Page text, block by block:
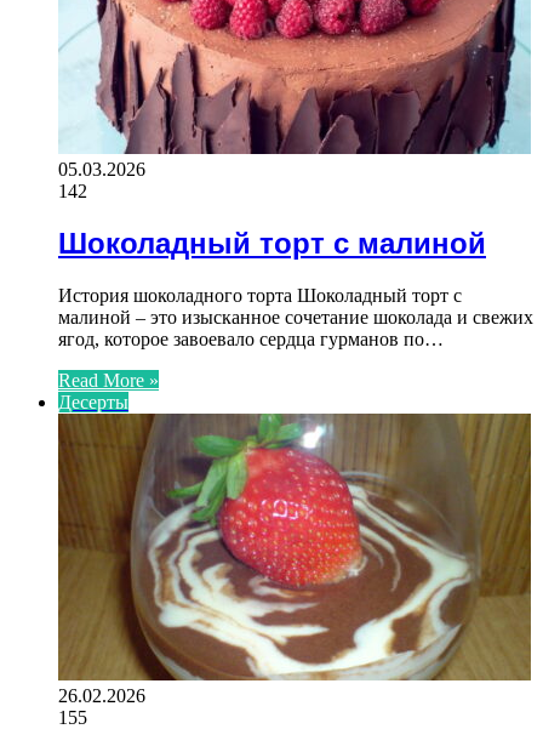
05.03.2026
142
Шоколадный торт с малиной
История шоколадного торта Шоколадный торт с
малиной – это изысканное сочетание шоколада и свежих
ягод, которое завоевало сердца гурманов по…
Read More »
Десерты
26.02.2026
155